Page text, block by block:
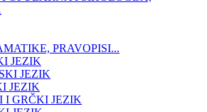
PRAVOPISI...
JEZIK
JEZIK
JEZIK
I GRČKI JEZIK